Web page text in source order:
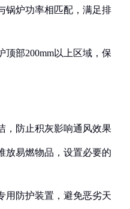
锅炉功率相匹配，满足排
顶部200mm以上区域，保
，防止积灰影响通风效果
放易燃物品，设置必要的
用防护装置，避免恶劣天